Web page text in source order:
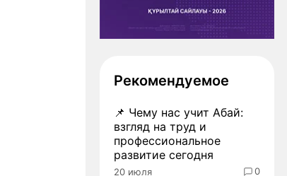
Рекомендуемое
📌 Чему нас учит Абай:
взгляд на труд и
профессиональное
развитие сегодня
20 июля 0